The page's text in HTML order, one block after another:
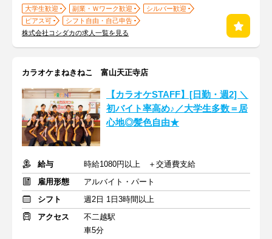
大学生歓迎 副業・Ｗワーク歓迎
シルバー歓迎
ピアス可
シフト自由・自己申告
株式会社コシダカの求人一覧を見る
カラオケまねきねこ 富山天正寺店
【カラオケSTAFF】[日勤・週2] ＼
初バイト率高め♪／大学生多数＝居
心地◎髪色自由★
給与
時給1080円以上 ＋交通費支給
雇用形態
アルバイト・パート
シフト
週2日 1日3時間以上
アクセス
不二越駅
車5分